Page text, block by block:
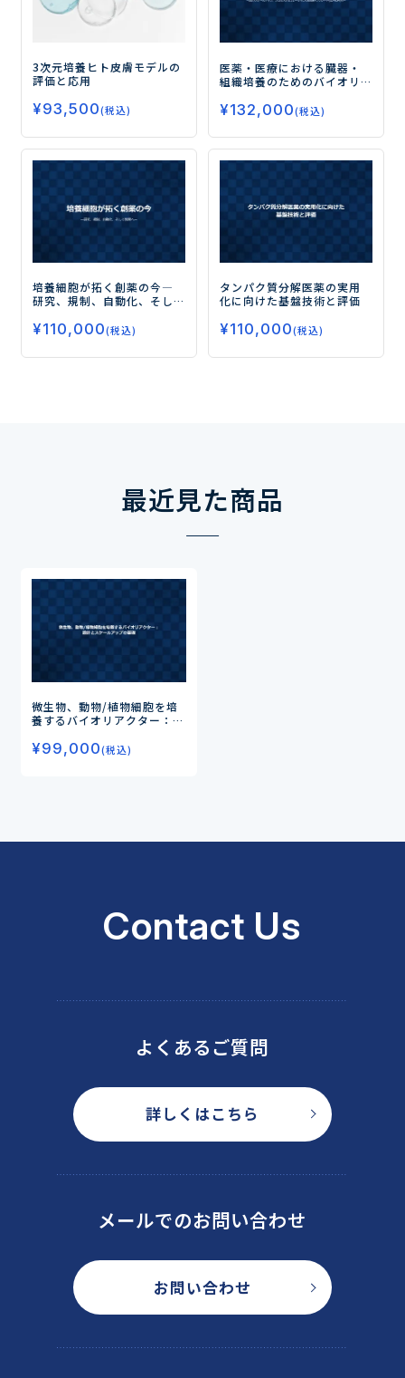
3次元培養ヒト皮膚モデルの
評価と応用
¥93,500(税込)
医薬・医療における臓器・
組織培養のためのバイオリ
アップー設計/スケールアッ
プ、プロセスシミュレー
ションのExcelテンプレート
(CD-ROM)付ー
¥132,000(税込)
培養細胞が拓く創薬の今―
研究、規制、自動化、そし
¥110,000(税込)
タンパク質分解医薬の実用
化に向けた基盤技術と評価
¥110,000(税込)
最近見た商品
微生物、動物/植物細胞を培
養するバイオリアクター：設
¥99,000(税込)
Contact Us
よくあるご質問
詳しくはこちら
メールでのお問い合わせ
お問い合わせ